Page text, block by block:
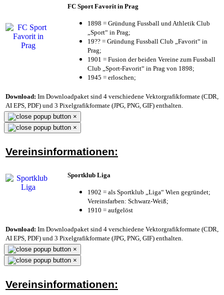
FC Sport Favorit in Prag
1898 = Gründung Fussball und Athletik Club
„Sport“ in Prag;
19?? = Gründung Fussball Club „Favorit“ in
Prag;
1901 = Fusion der beiden Vereine zum Fussball
Club „Sport-Favorit“ in Prag von 1898;
1945 = erloschen;
Download: Im Downloadpaket sind 4 verschiedene Vektorgrafikformate (CDR,
AI EPS, PDF) und 3 Pixelgrafikformate (JPG, PNG, GIF) enthalten.
×
×
Vereinsinformationen:
Sportklub Liga
1902 = als Sportklub „Liga“ Wien gegründet;
Vereinsfarben: Schwarz-Weiß;
1910 = aufgelöst
Download: Im Downloadpaket sind 4 verschiedene Vektorgrafikformate (CDR,
AI EPS, PDF) und 3 Pixelgrafikformate (JPG, PNG, GIF) enthalten.
×
×
Vereinsinformationen: